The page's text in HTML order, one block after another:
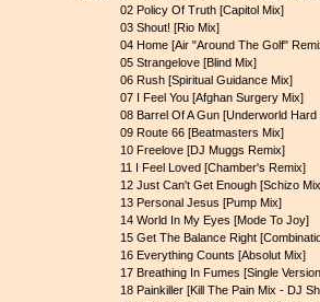
02 Policy Of Truth [Capitol Mix]
03 Shout! [Rio Mix]
04 Home [Air "Around The Golf"
05 Strangelove [Blind Mix]
06 Rush [Spiritual Guidance Mix]
07 I Feel You [Afghan Surgery Mix]
08 Barrel Of A Gun [Underworld Hard
09 Route 66 [Beatmasters Mix]
10 Freelove [DJ Muggs Remix]
11 I Feel Loved [Chamber's Remix]
12 Just Can't Get Enough [Schizo
13 Personal Jesus [Pump Mix]
14 World In My Eyes [Mode To Joy]
15 Get The Balance Right
16 Everything Counts [Absolut Mix]
17 Breathing In Fumes [Single
18 Painkiller [Kill The Pain Mix - DJ